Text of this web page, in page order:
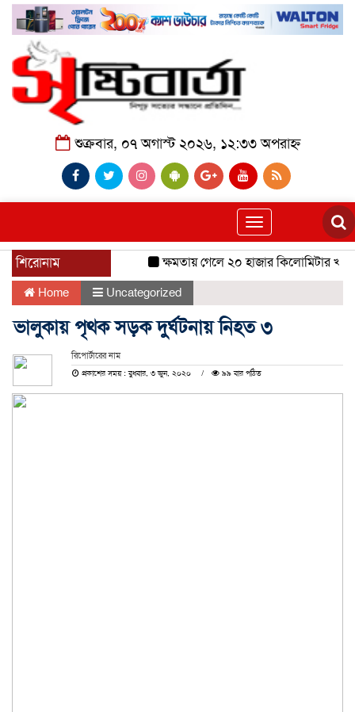
শুক্রবার, ০৭ অগাস্ট ২০২৬, ১২:৩৩ অপরাহ্ন
Toggle
navigation
শিরোনাম ক্ষমতায় গেলে ২০ হাজার কিলোমিটার খাল
Home Uncategorized
ভালুকায় পৃথক সড়ক দুর্ঘটনায় নিহত ৩
রিপোর্টারের নাম
প্রকাশের সময় : বুধবার, ৩ জুন, ২০২০
৯৯ বার পঠিত